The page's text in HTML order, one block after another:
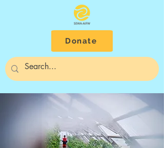
Donate